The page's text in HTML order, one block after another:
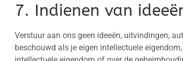
7. Indienen van
Verstuur aan ons geen ideeën, uitvindingen,
beschouwd als je eigen intellectuele